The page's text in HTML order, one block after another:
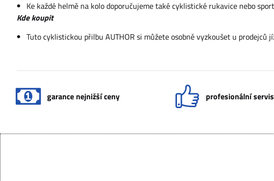
Ke každé helmě na kolo doporučujeme také cyklistické rukavice nebo
Kde koupit
Tuto cyklistickou přilbu AUTHOR si můžete osobně vyzkoušet u prodejců
garance nejnižší ceny profesionální servis